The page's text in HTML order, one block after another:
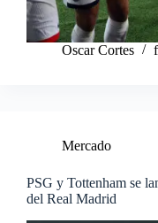
Oscar Cortes
Mercado
PSG y Tottenham se
del Real Madrid